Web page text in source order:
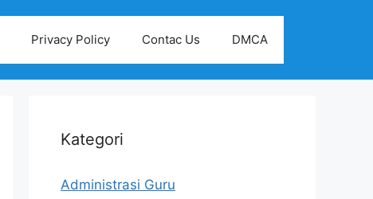
Privacy Policy Contac Us DMCA
Kategori
Administrasi Guru